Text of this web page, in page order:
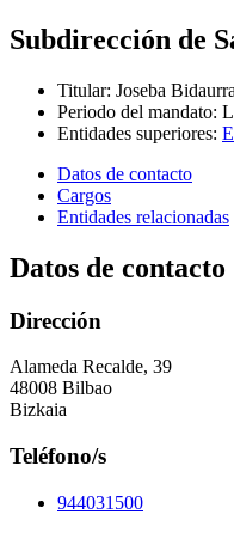
Subdirección de
Titular: Joseba
Periodo del mandato:
Entidades superiores:
Datos de contacto
Cargos
Entidades relacionadas
Datos de contacto
Dirección
Alameda Recalde, 39
48008 Bilbao
Bizkaia
Teléfono/s
944031500